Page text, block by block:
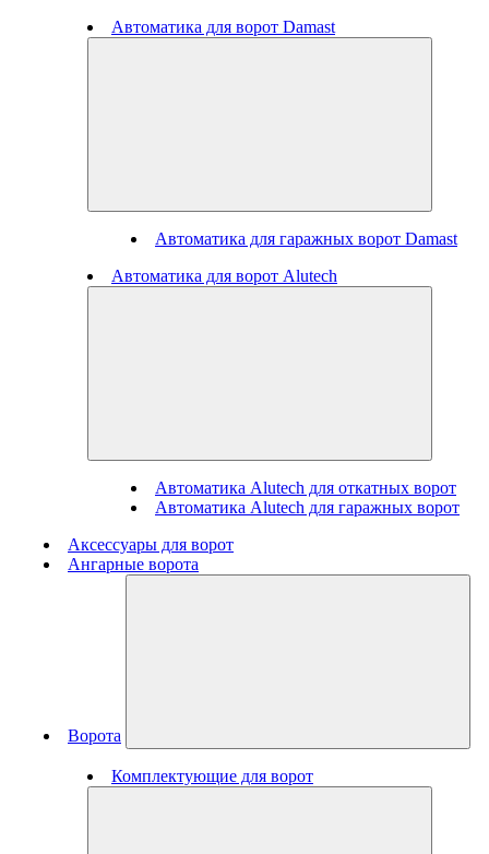
Автоматика для ворот Damast
Автоматика для гаражных ворот Damast
Автоматика для ворот Alutech
Автоматика Alutech для откатных ворот
Автоматика Alutech для гаражных ворот
Аксессуары для ворот
Ангарные ворота
Ворота
Комплектующие для ворот